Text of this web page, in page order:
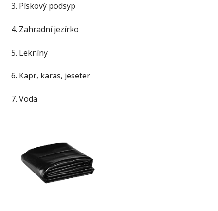
3. Pískový podsyp
4. Zahradní jezírko
5. Lekníny
6. Kapr, karas, jeseter
7. Voda